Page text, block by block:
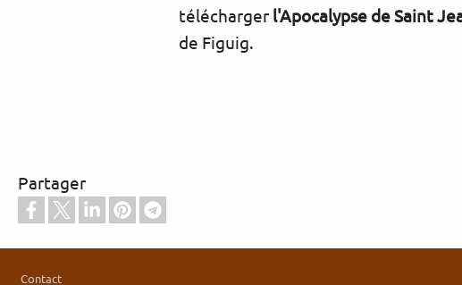
télécharger l'Apocalypse de Saint
de Figuig.
Partager
Contact